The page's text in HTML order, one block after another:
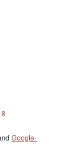
Google-